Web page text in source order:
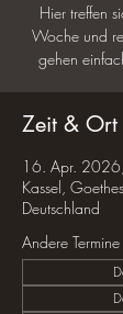
Hier treffen
Woche und
gehen
Zeit & Ort
16. Apr.
Kassel,
Deutschland
Andere Termine